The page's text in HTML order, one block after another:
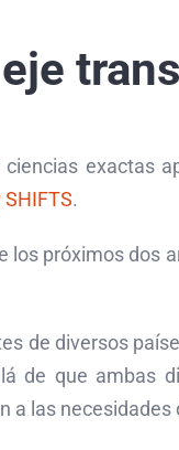
ciencias exactas
SHIFTS.
próximos dos
de diversos
de que ambas
a las necesidades